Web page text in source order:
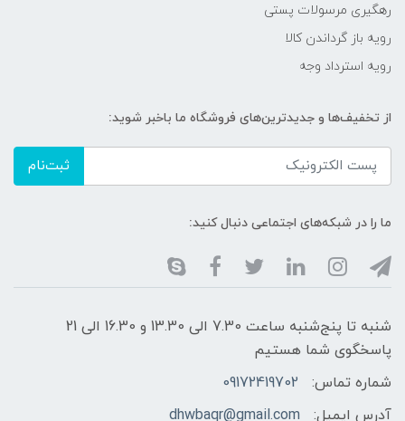
رهگیری مرسولات پستی
رویه باز گرداندن کالا
رویه استرداد وجه
از تخفیف‌ها و جدیدترین‌های فروشگاه ما باخبر شوید:
ثبت‌نام
ما را در شبکه‌های اجتماعی دنبال کنید:
شنبه تا پنج‌شنبه ساعت 7.30 الی 13.30 و 16.30 الی 21
پاسخگوی شما هستیم
شماره تماس:
09172419702
آدرس ایمیل:
dhwbaqr@gmail.com